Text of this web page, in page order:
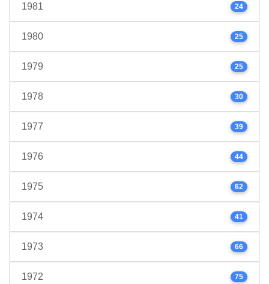
1981 24
1980 25
1979 25
1978 30
1977 39
1976 44
1975 62
1974 41
1973 66
1972 75